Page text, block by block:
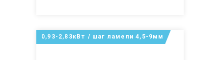
0,93-2,83кВт / шаг ламели 4,5-9мм